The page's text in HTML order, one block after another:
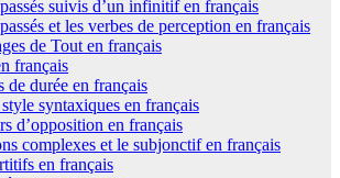
suivis d’un infinitif en français
et les verbes de perception en français
de Tout en français
français
de durée en français
syntaxiques en français
d’opposition en français
complexes et le subjonctif en français
en français